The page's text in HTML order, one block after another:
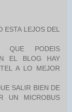
ESTA LEJOS DEL
QUE PODEIS
EL BLOG HAY
A LO MEJOR
SALIR BIEN DE
UN MICROBUS